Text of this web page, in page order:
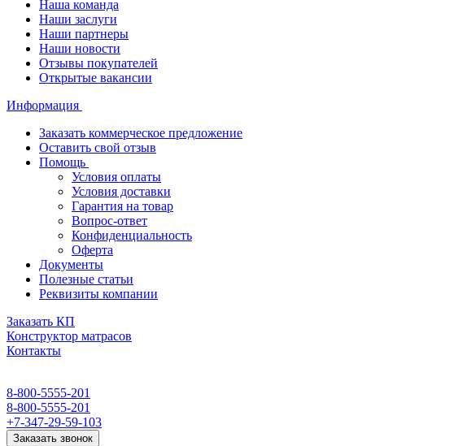
Наша команда
Наши заслуги
Наши партнеры
Наши новости
Отзывы покупателей
Открытые вакансии
Информация
Заказать коммерческое предложение
Оставить свой отзыв
Помощь
Условия оплаты
Условия доставки
Гарантия на товар
Вопрос-ответ
Конфиденциальность
Оферта
Документы
Полезные статьи
Реквизиты компании
Заказать КП
Конструктор матрасов
Контакты
8-800-5555-201
8-800-5555-201
+7-347-29-59-103
Заказать звонок